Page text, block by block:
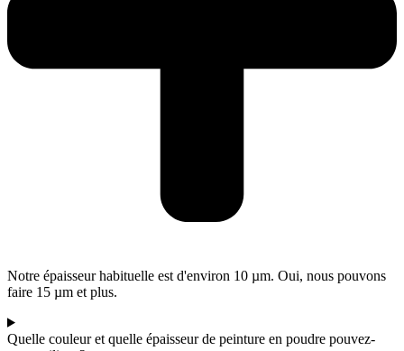
Notre épaisseur habituelle est d'environ 10 µm. Oui, nous pouvons
faire 15 µm et plus.
Quelle couleur et quelle épaisseur de peinture en poudre pouvez-